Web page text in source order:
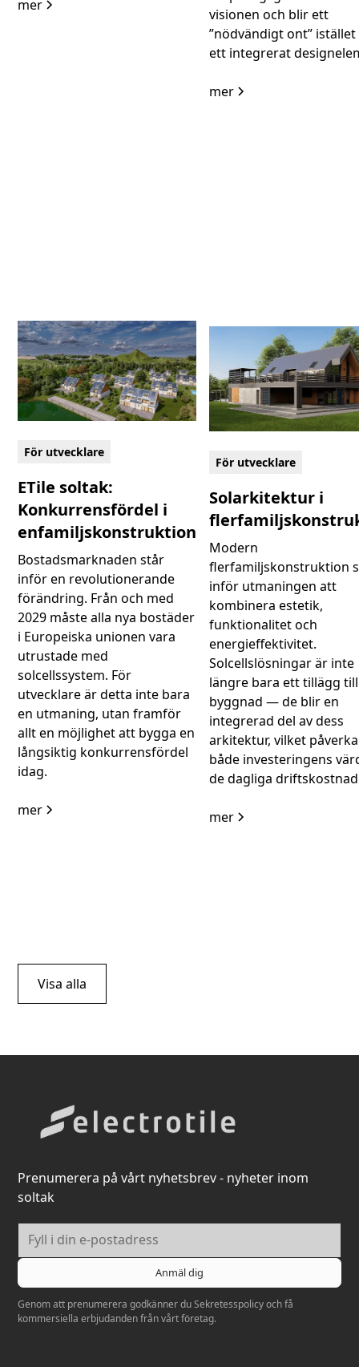
mer
visionen och blir ett
”nödvändigt ont”
ett integrerat
mer
För utvecklare
ETile soltak:
Konkurrensfördel i
enfamiljskonstruktion
Bostadsmarknaden står
inför en revolutionerande
förändring. Från och med
2029 måste alla nya bostäder
i Europeiska unionen vara
utrustade med
solcellssystem. För
utvecklare är detta inte bara
en utmaning, utan framför
allt en möjlighet att bygga en
långsiktig konkurrensfördel
idag.
mer
För utvecklare
Solarkitektur i
Modern
flerfamiljskonstruktion
inför utmaningen att
kombinera estetik,
funktionalitet och
energieffektivitet.
Solcellslösningar är inte
längre bara ett tillägg
byggnad — de blir en
integrerad del av dess
arkitektur, vilket
både investeringens
de dagliga
mer
Visa alla
Prenumerera på vårt nyhetsbrev - nyheter inom
soltak
Genom att prenumerera godkänner duSekretesspolicyoch få
kommersiella erbjudanden från vårt företag.